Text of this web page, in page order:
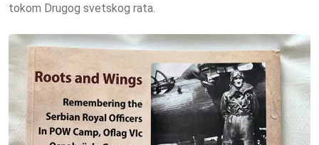
tokom Drugog svetskog rata.